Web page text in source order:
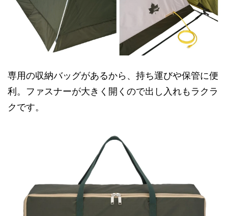
専用の収納バッグがあるから、持ち運びや保管に便
利。ファスナーが大きく開くので出し入れもラクラ
クです。